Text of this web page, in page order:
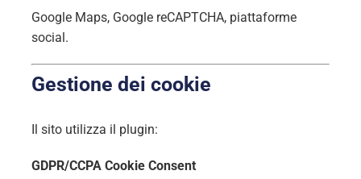
Google Maps, Google reCAPTCHA, piattaforme
social.
Gestione dei cookie
Il sito utilizza il plugin:
GDPR/CCPA Cookie Consent